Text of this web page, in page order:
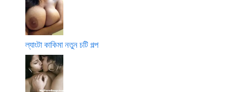
ল্যাংটা কাকিমা নতুন চটি গল্প